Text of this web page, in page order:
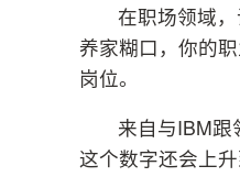
在职场领域
养家糊口，你的
岗位。
来自与IBM跟
这个数字还会上升